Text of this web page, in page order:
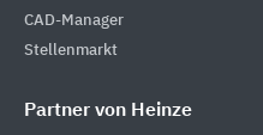
CAD-Manager
Stellenmarkt
Partner von Heinze